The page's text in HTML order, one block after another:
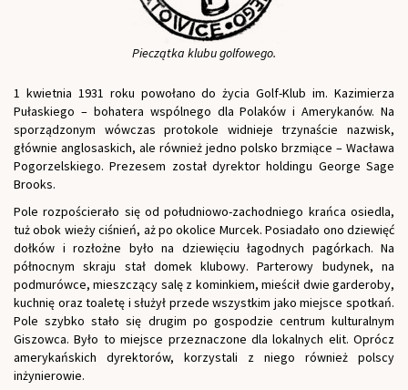
Pieczątka klubu golfowego.
1 kwietnia 1931 roku powołano do życia Golf-Klub im. Kazimierza
Pułaskiego – bohatera wspólnego dla Polaków i Amerykanów. Na
sporządzonym wówczas protokole widnieje trzynaście nazwisk,
głównie anglosaskich, ale również jedno polsko brzmiące – Wacława
Pogorzelskiego. Prezesem został dyrektor holdingu George Sage
Brooks.
Pole rozpościerało się od południowo-zachodniego krańca osiedla,
tuż obok wieży ciśnień, aż po okolice Murcek. Posiadało ono dziewięć
dołków i rozłożne było na dziewięciu łagodnych pagórkach. Na
północnym skraju stał domek klubowy. Parterowy budynek, na
podmurówce, mieszczący salę z kominkiem, mieścił dwie garderoby,
kuchnię oraz toaletę i służył przede wszystkim jako miejsce spotkań.
Pole szybko stało się drugim po gospodzie centrum kulturalnym
Giszowca. Było to miejsce przeznaczone dla lokalnych elit. Oprócz
amerykańskich dyrektorów, korzystali z niego również polscy
inżynierowie.